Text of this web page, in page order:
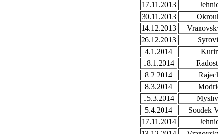
17.11.2013
30.11.2013
14.12.2013
26.12.2013
4.1.2014
18.1.2014
8.2.2014
8.3.2014
15.3.2014
5.4.2014
Soudek
17.11.2014